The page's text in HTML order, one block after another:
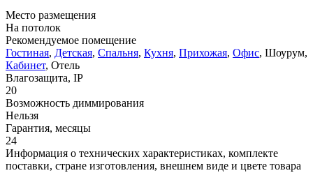
Место размещения
На потолок
Рекомендуемое помещение
Гостиная, Детская, Спальня, Кухня, Прихожая, Офис, Шоурум,
Кабинет, Отель
Влагозащита, IP
20
Возможность диммирования
Нельзя
Гарантия, месяцы
24
Информация о технических характеристиках, комплекте
поставки, стране изготовления, внешнем виде и цвете товара